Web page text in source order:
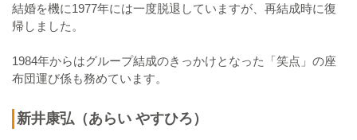
結婚を機に1977年には一度脱退していますが、再結成時に復
帰しました。
1984年からはグループ結成のきっかけとなった「笑点」の座
布団運び係も務めています。
新井康弘（あらい やすひろ）